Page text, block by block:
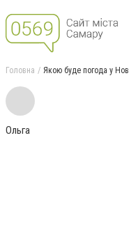
Головна Якою буде погода у
Ольга